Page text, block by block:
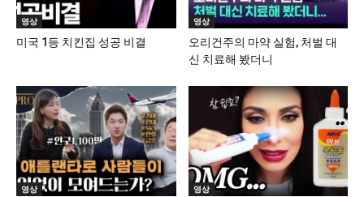
영상
미국 1등 치킨집 성공 비결
영상
오리건주의 마약 실험, 처벌 대
신 치료해 봤더니
영상 영상